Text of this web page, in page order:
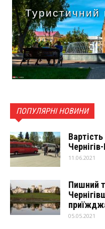
Туристичний
ПОПУЛЯРНІ НОВИНИ
11.06.2021
Пишний
05.05.2021